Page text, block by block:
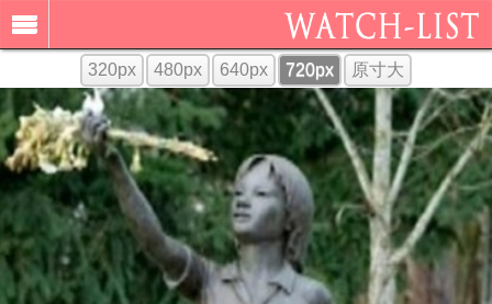
320px 480px 640px 720px 原寸大